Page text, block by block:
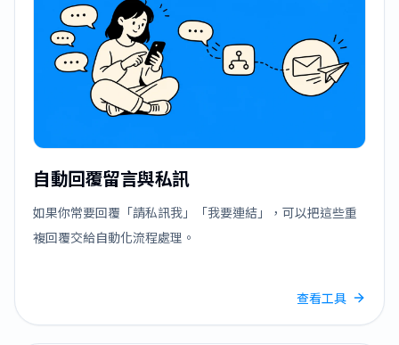
自動回覆留言與私訊
如果你常要回覆「請私訊我」「我要連結」，可以把這些重
複回覆交給自動化流程處理。
查看工具